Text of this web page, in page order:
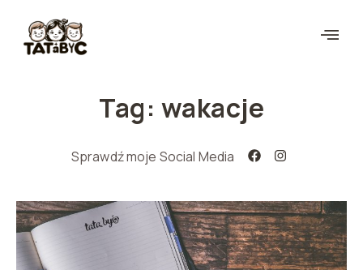
Tag: wakacje
Sprawdź moje Social Media